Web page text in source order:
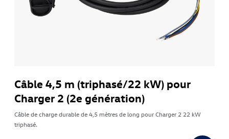
Câble 4,5 m (triphasé/22 kW) pour
Charger 2 (2e génération)
Câble de charge durable de 4,5 mètres de long pour Charger 2 22 kW
triphasé.